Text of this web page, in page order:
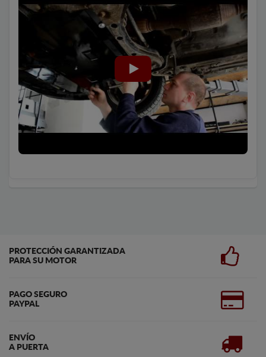
PROTECCIÓN GARANTIZADA
PARA SU MOTOR
PAGO SEGURO
PAYPAL
ENVÍO
A PUERTA